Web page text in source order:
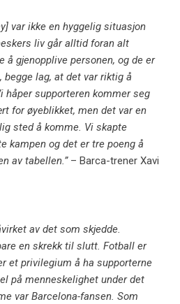
var ikke en hyggelig situasjon
liv går alltid foran alt
å gjenopplive personen, og de er
lag, at det var riktig å
håper supporteren kommer seg
for øyeblikket, men det var en
sted å komme. Vi skapte
kampen og det er tre poeng å
av tabellen.”– Barca-trener Xavi
av det som skjedde.
en skrekk til slutt. Fotball er
et privilegium å ha supporterne
på menneskelighet under det
var Barcelona-fansen. Som